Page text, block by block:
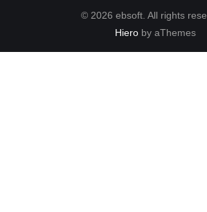
© 2026 ebsoft. All rights
Hieroby aThemes